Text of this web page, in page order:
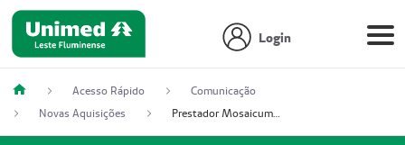
Login
Acesso Rápido
Comunicação
Novas Aquisições
Prestador Mosaicum Espaço Clínico Ltda (51004352-0)